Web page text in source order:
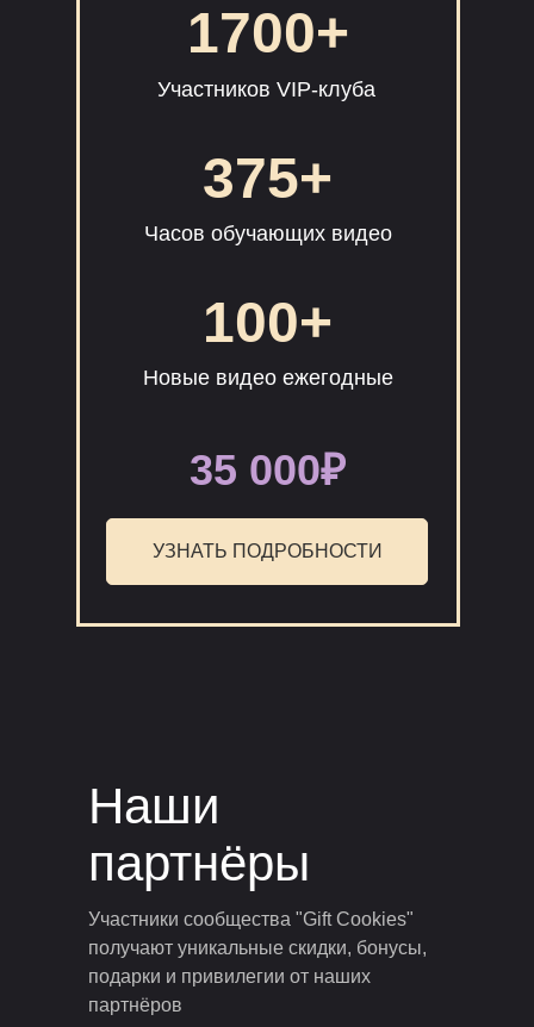
35 000₽
УЗНАТЬ ПОДРОБНОСТИ
1700+
Участников VIP-клуба
375+
Часов обучающих видео
100+
Новые видео ежегодные
Участники сообщества "Gift Cookies"
получают уникальные скидки, бонусы,
подарки и привилегии от наших
партнёров
Наши
партнёры